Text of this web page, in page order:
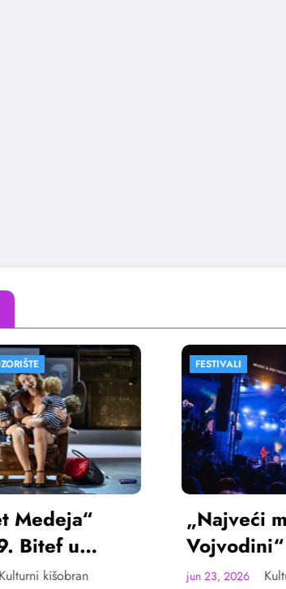
FESTIVALI
„Najveći mali festival u
Vojvodini“ i ovog
avgusta u Sremskoj
jun 23, 2026 Kulturni kišobran